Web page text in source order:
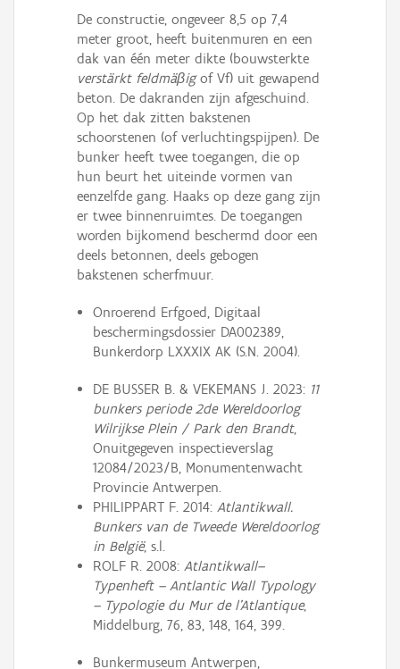
De constructie, ongeveer 8,5 op 7,4
meter groot, heeft buitenmuren en een
dak van één meter dikte (bouwsterkte
verstärkt feldmäβigof Vf) uit gewapend
beton. De dakranden zijn afgeschuind.
Op het dak zitten bakstenen
schoorstenen (of verluchtingspijpen). De
bunker heeft twee toegangen, die op
hun beurt het uiteinde vormen van
eenzelfde gang. Haaks op deze gang zijn
er twee binnenruimtes. De toegangen
worden bijkomend beschermd door een
deels betonnen, deels gebogen
bakstenen scherfmuur.
Onroerend Erfgoed, Digitaal
beschermingsdossier DA002389,
Bunkerdorp LXXXIX AK (S.N. 2004).
DE BUSSER B. & VEKEMANS J. 2023: 11
bunkers periode 2de Wereldoorlog
Wilrijkse Plein / Park den Brandt,
Onuitgegeven inspectieverslag
12084/2023/B, Monumentenwacht
Provincie Antwerpen.
PHILIPPART F. 2014: Atlantikwall.
Bunkers van de Tweede Wereldoorlog
in België, s.l.
ROLF R. 2008: Atlantikwall–
Typenheft – Antlantic Wall Typology
– Typologie du Mur de l’Atlantique,
Middelburg, 76, 83, 148, 164, 399.
Bunkermuseum Antwerpen,